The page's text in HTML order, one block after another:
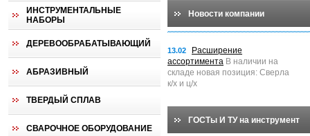
ИНСТРУМЕНТАЛЬНЫЕ
НАБОРЫ
ДЕРЕВООБРАБАТЫВАЮЩИЙ
АБРАЗИВНЫЙ
ТВЕРДЫЙ СПЛАВ
СВАРОЧНОЕ ОБОРУДОВАНИЕ
Новости компании
13.02
Расширение
ассортимента В наличии на
складе новая позиция: Сверла
к/х и ц/х
ГОСТы И ТУ на инструмент